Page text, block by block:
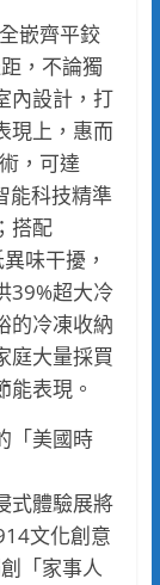
嵌齊平鉸
，不論獨
內設計，打
現上，惠而
，可達
能科技精準
搭配
味干擾，
39%超大冷
的冷凍收納
庭大量採買
表現。
「美國時
式體驗展將
文化創意
「家事人